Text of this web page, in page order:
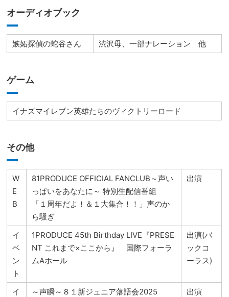
オーディオブック
嫉妬探偵の蛇谷さん 渋沢母、一部ナレーション 他
ゲーム
イナズマイレブン英雄たちのヴィクトリーロード
その他
W
E
B
81PRODUCE OFFICIAL FANCLUB～声い
っぱいをあなたに～ 特別生配信番組
「１周年だよ！＆１大集合！！」声のか
ら騒ぎ
出演
イ
ベ
ン
ト
1PRODUCE 45th Birthday LIVE『PRESE
NT これまで×ここから』 国際フォーラ
ムAホール
出演(バ
ックコ
ーラス)
イ
～声瞬～８１新ジュニア落語会2025
出演